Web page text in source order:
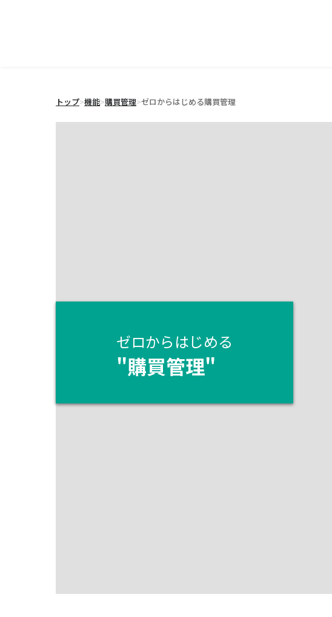
トップ>機能>購買管理>ゼロからはじめる購買管理
ゼロからはじめる
"購買管理"